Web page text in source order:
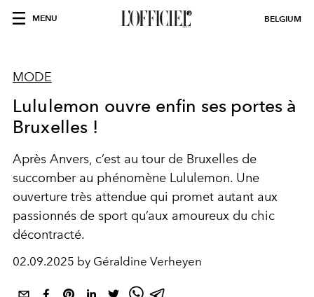
MENU BELGIUM
MODE
Lululemon ouvre enfin ses portes à
Bruxelles !
Après Anvers, c’est au tour de Bruxelles de
succomber au phénomène Lululemon. Une
ouverture très attendue qui promet autant aux
passionnés de sport qu’aux amoureux du chic
décontracté.
02.09.2025 by Géraldine Verheyen